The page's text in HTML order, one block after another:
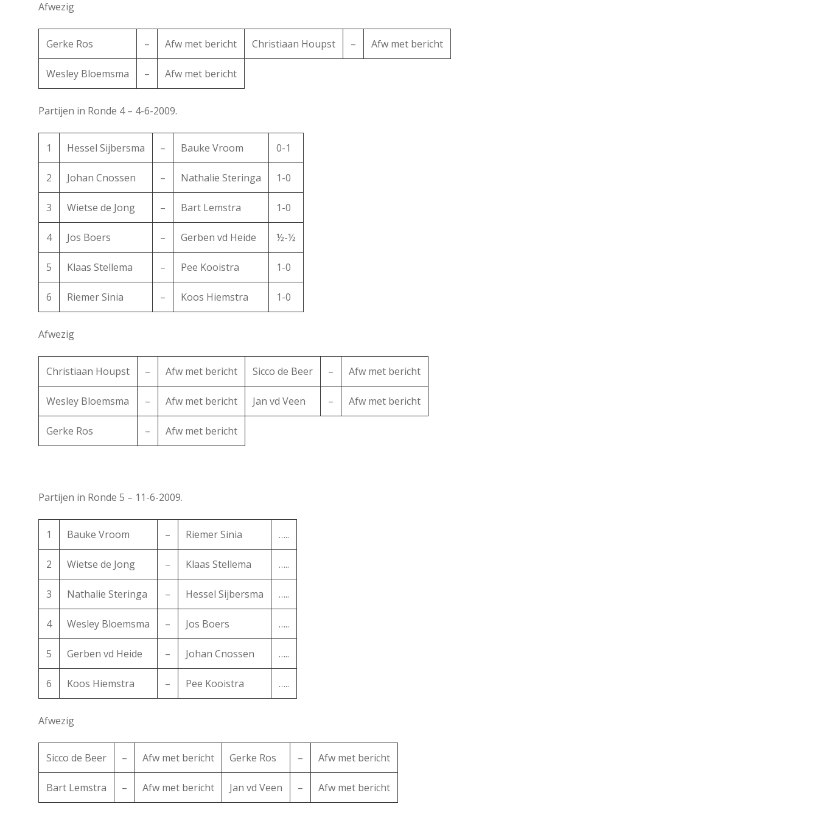
Afwezig
Gerke Ros – Afw met bericht Christiaan Houpst – Afw met bericht
Wesley Bloemsma – Afw met bericht
Partijen in Ronde 4 – 4-6-2009.
1 Hessel Sijbersma – Bauke Vroom 0-1
2 Johan Cnossen – Nathalie Steringa 1-0
3 Wietse de Jong – Bart Lemstra 1-0
4 Jos Boers – Gerben vd Heide ½-½
5 Klaas Stellema – Pee Kooistra 1-0
6 Riemer Sinia – Koos Hiemstra 1-0
Afwezig
Christiaan Houpst – Afw met bericht Sicco de Beer – Afw met bericht
Wesley Bloemsma – Afw met bericht Jan vd Veen – Afw met bericht
Gerke Ros – Afw met bericht
Partijen in Ronde 5 – 11-6-2009.
1 Bauke Vroom – Riemer Sinia …..
2 Wietse de Jong – Klaas Stellema …..
3 Nathalie Steringa – Hessel Sijbersma …..
4 Wesley Bloemsma – Jos Boers …..
5 Gerben vd Heide – Johan Cnossen …..
6 Koos Hiemstra – Pee Kooistra …..
Afwezig
Sicco de Beer – Afw met bericht Gerke Ros – Afw met bericht
Bart Lemstra – Afw met bericht Jan vd Veen – Afw met bericht